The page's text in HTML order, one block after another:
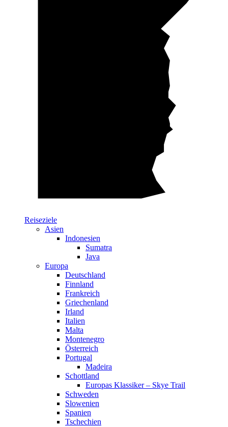
Reiseziele
Asien
Indonesien
Sumatra
Java
Europa
Deutschland
Finnland
Frankreich
Griechenland
Irland
Italien
Malta
Montenegro
Österreich
Portugal
Madeira
Schottland
Europas Klassiker – Skye Trail
Schweden
Slowenien
Spanien
Tschechien